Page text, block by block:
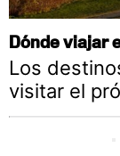
Dónde viajar
Los
visitar el